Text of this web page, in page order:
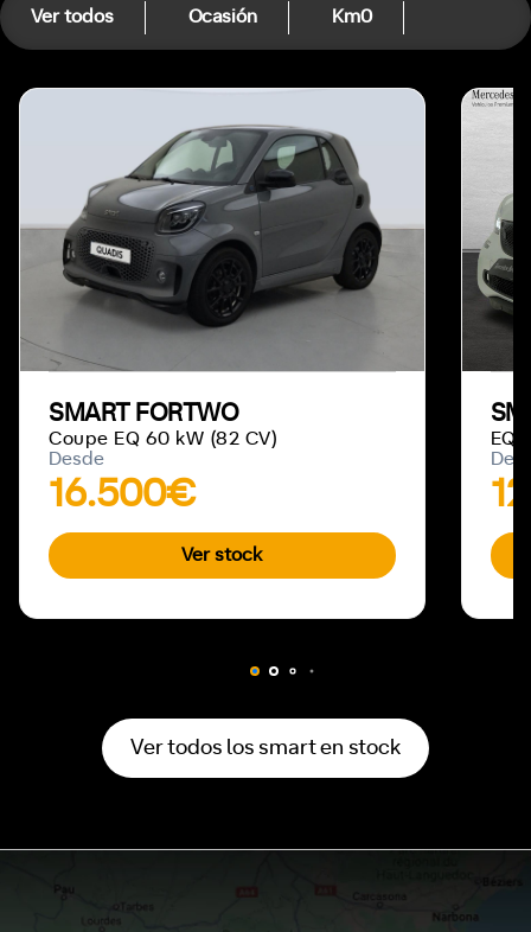
Ver todos Ocasión Km0
SMART FORTWO
Coupe EQ 60 kW (82 CV)
Desde
16.500€
Ver stock
EQ
Ver todos los smart en stock